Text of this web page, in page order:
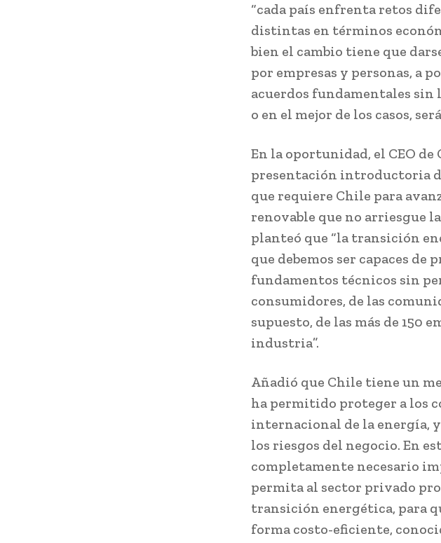
“cada país enfrenta retos
distintas en términos
bien el cambio tiene que
por empresas y personas, a
acuerdos fundamentales sin
o en el mejor de los casos,
En la oportunidad, el CEO de
presentación introductoria
que requiere Chile para
renovable que no arriesgue
planteó que “la transición
que debemos ser capaces de
fundamentos técnicos sin
consumidores, de las
supuesto, de las más de 150
industria”.
Añadió que Chile tiene un
ha permitido proteger a los
internacional de la energía,
los riesgos del negocio. En
completamente necesario
permita al sector privado
transición energética, para
forma costo-eficiente,